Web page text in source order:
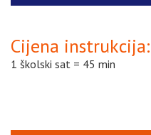
Cijena instrukcija:
1 školski sat = 45 min